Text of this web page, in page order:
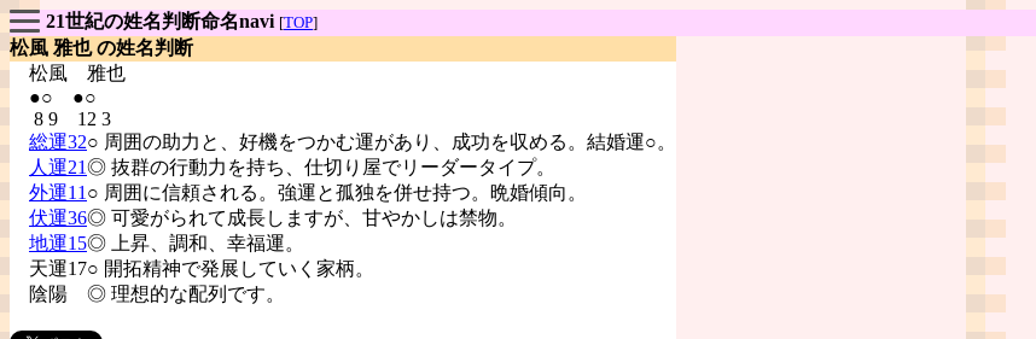
21世紀の姓名判断命名navi [TOP]
松風 雅也 の姓名判断
松風 雅也
●○ ●○
8 9 12 3
総運32○ 周囲の助力と、好機をつかむ運があり、成功を収める。結婚運○。
人運21◎ 抜群の行動力を持ち、仕切り屋でリーダータイプ。
外運11 ○ 周囲に信頼される。強運と孤独を併せ持つ。晩婚傾向。
伏運36◎ 可愛がられて成長しますが、甘やかしは禁物。
地運15◎ 上昇、調和、幸福運。
天運17○ 開拓精神で発展していく家柄。
陰陽 ◎ 理想的な配列です。